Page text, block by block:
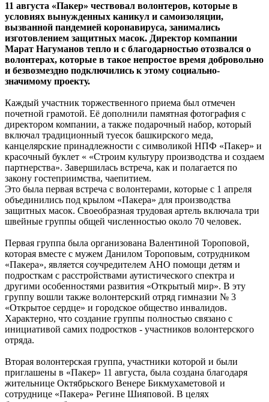
11 августа «Пакер» чествовал волонтеров, которые в
условиях вынужденных каникул и самоизоляции,
вызванной пандемией коронавируса, занимались
изготовлением защитных масок. Директор компании
Марат Нагуманов тепло и с благодарностью отозвался о
волонтерах, которые в такое непростое время добровольно
и безвозмездно подключились к этому социально-
значимому проекту.
Каждый участник торжественного приема был отмечен
почетной грамотой. Её дополнили памятная фотография с
директором компании, а также подарочный набор, который
включал традиционный туесок башкирского меда,
канцелярские принадлежности с символикой НПФ «Пакер» и
красочный буклет « «Строим культуру производства и создаем
партнерства». Завершилась встреча, как и полагается по
закону гостеприимства, чаепитием.
Это была первая встреча с волонтерами, которые с 1 апреля
объединились под крылом «Пакера» для производства
защитных масок. Своеобразная трудовая артель включала три
швейные группы общей численностью около 70 человек.
Первая группа была организована Валентиной Тороповой,
которая вместе с мужем Данилом Тороповым, сотрудником
«Пакера», является соучредителем АНО помощи детям и
подросткам с расстройствами аутистического спектра и
другими особенностями развития «Открытый мир». В эту
группу вошли также волонтерский отряд гимназии № 3
«Открытое сердце» и городское общество инвалидов.
Характерно, что создание группы полностью связано с
инициативой самих подростков - участников волонтерского
отряда.
Вторая волонтерская группа, участники которой и были
приглашены в «Пакер» 11 августа, была создана благодаря
жительнице Октябрьского Венере Бикмухаметовой и
сотруднице «Пакера» Регине Шияповой. В целях